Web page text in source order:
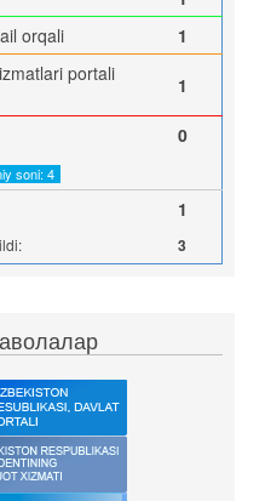
orqali
1
portali
1
0
soni: 4
1
3